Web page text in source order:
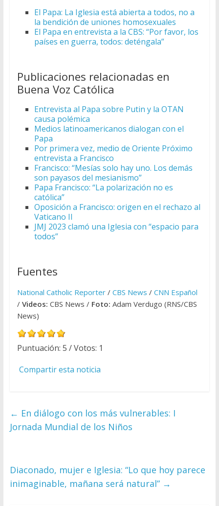
El Papa: La Iglesia está abierta a todos, no a
la bendición de uniones homosexuales
El Papa en entrevista a la CBS: “Por favor, los
países en guerra, todos: deténgala”
Publicaciones relacionadas en
Buena Voz Católica
Entrevista al Papa sobre Putin y la OTAN
causa polémica
Medios latinoamericanos dialogan con el
Papa
Por primera vez, medio de Oriente Próximo
entrevista a Francisco
Francisco: “Mesías solo hay uno. Los demás
son payasos del mesianismo”
Papa Francisco: “La polarización no es
católica”
Oposición a Francisco: origen en el rechazo al
Vaticano II
JMJ 2023 clamó una Iglesia con “espacio para
todos”
Fuentes
National Catholic Reporter/ CBS News / CNN Español
/ Videos: CBS News / Foto: Adam Verdugo (RNS/CBS
News)
Puntuación: 5 / Votos: 1
Compartir esta noticia
← En diálogo con los más vulnerables: I
Jornada Mundial de los Niños
Diaconado, mujer e Iglesia: “Lo que hoy parece
inimaginable, mañana será natural” →